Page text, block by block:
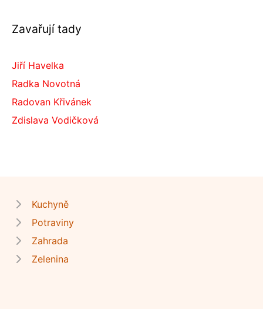
Zavařují tady
Jiří Havelka
Radka Novotná
Radovan Křivánek
Zdislava Vodičková
Kuchyně
Potraviny
Zahrada
Zelenina